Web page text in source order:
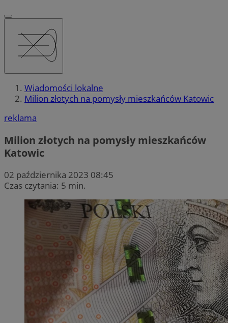
Wiadomości lokalne
Milion złotych na pomysły mieszkańców Katowic
reklama
Milion złotych na pomysły mieszkańców
Katowic
02 października 2023 08:45
Czas czytania: 5 min.